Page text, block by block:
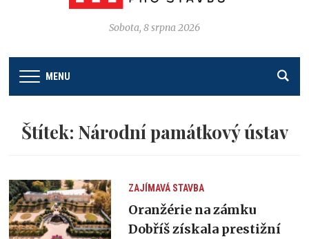
Sobota, 8 srpna 2026
MENU
Štítek: Národní památkový ústav
ZAJÍMAVÁ STAVBA
Oranžérie na zámku
Dobříš získala prestižní